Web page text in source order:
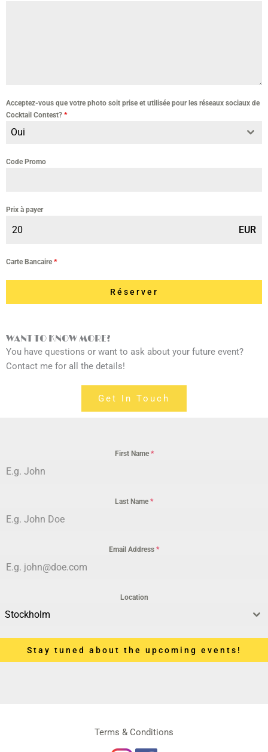
Acceptez-vous que votre photo soit prise et utilisée pour les réseaux sociaux de
Cocktail Contest? *
Oui
Code Promo
Prix à payer
EUR
Carte Bancaire*
Réserver
WANT TO KNOW MORE?
You have questions or want to ask about your future event?
Contact me for all the details!
Get In Touch
First Name *
Last Name *
Email Address *
Location
Stockholm
Stay tuned about the upcoming events!
Terms & Conditions